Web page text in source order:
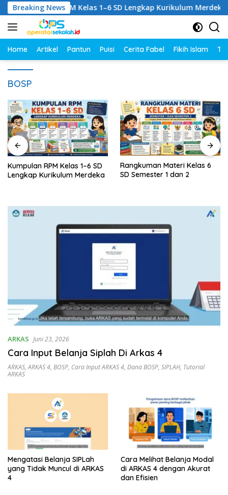
Langsung
ke
konten
Breaking News
Kumpulan RPM Kelas 1–6 SD Lengkap Kurikulum Merdeka
Home Artikel Pantun Puisi Cerita Fabel Fikih Islam
BOSP
Rangkuman Materi Kelas 6
SD Semester 1 dan 2
Rangkuman Materi Kelas 5
SD Semester 1 dan 2
ARKAS Juni 23, 2026
Cara Input Belanja Siplah Di Arkas 4
ARKAS,ARKAS 4, BOSP, Cara Input ARKAS 4, Dana BOSP, SIPLAH, Tutorial
ARKAS
Mengatasi Belanja SIPLah
yang Tidak Muncul di ARKAS
4
Cara Melihat Belanja Modal
di ARKAS 4 dengan Akurat
dan Efisien